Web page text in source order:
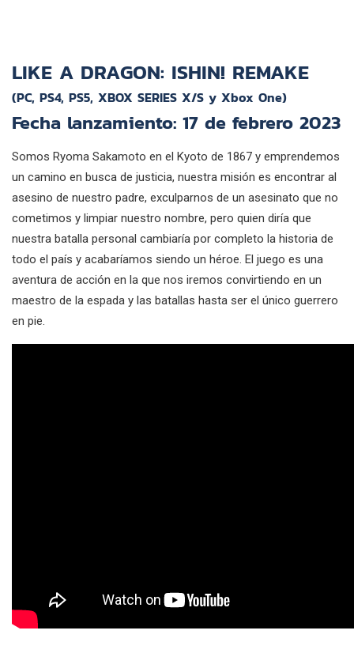
LIKE A DRAGON: ISHIN! REMAKE
(PC, PS4, PS5, XBOX SERIES X/S y Xbox One)
Fecha lanzamiento: 17 de febrero 2023
Somos Ryoma Sakamoto en el Kyoto de 1867 y emprendemos
un camino en busca de justicia, nuestra misión es encontrar al
asesino de nuestro padre, exculparnos de un asesinato que no
cometimos y limpiar nuestro nombre, pero quien diría que
nuestra batalla personal cambiaría por completo la historia de
todo el país y acabaríamos siendo un héroe. El juego es una
aventura de acción en la que nos iremos convirtiendo en un
maestro de la espada y las batallas hasta ser el único guerrero
en pie.